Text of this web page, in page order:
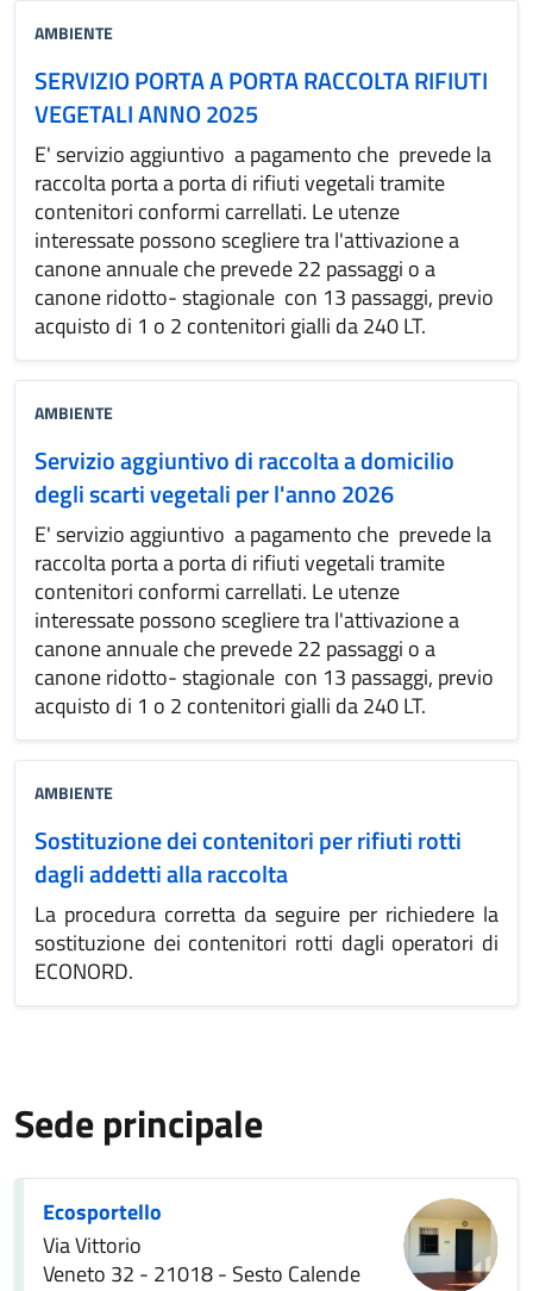
AMBIENTE
SERVIZIO PORTA A PORTA RACCOLTA RIFIUTI
VEGETALI ANNO 2025
E' servizio aggiuntivo a pagamento che prevede la
raccolta porta a porta di rifiuti vegetali tramite
contenitori conformi carrellati. Le utenze
interessate possono scegliere tra l'attivazione a
canone annuale che prevede 22 passaggi o a
canone ridotto- stagionale con 13 passaggi, previo
acquisto di 1 o 2 contenitori gialli da 240 LT.
AMBIENTE
Servizio aggiuntivo di raccolta a domicilio
degli scarti vegetali per l'anno 2026
E' servizio aggiuntivo a pagamento che prevede la
raccolta porta a porta di rifiuti vegetali tramite
contenitori conformi carrellati. Le utenze
interessate possono scegliere tra l'attivazione a
canone annuale che prevede 22 passaggi o a
canone ridotto- stagionale con 13 passaggi, previo
acquisto di 1 o 2 contenitori gialli da 240 LT.
AMBIENTE
Sostituzione dei contenitori per rifiuti rotti
dagli addetti alla raccolta
La procedura corretta da seguire per richiedere la
sostituzione dei contenitori rotti dagli operatori di
ECONORD.
Sede principale
Ecosportello
Via Vittorio
Veneto 32 - 21018 - Sesto Calende